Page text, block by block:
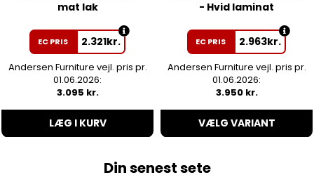
mat lak
EC PRIS 2.321kr.
Andersen Furniture vejl. pris pr.
01.06.2026:
3.095 kr.
LÆG I KURV
- Hvid laminat
EC PRIS 2.963kr.
Andersen Furniture vejl. pris pr.
01.06.2026:
3.950 kr.
VÆLG VARIANT
Din senest sete